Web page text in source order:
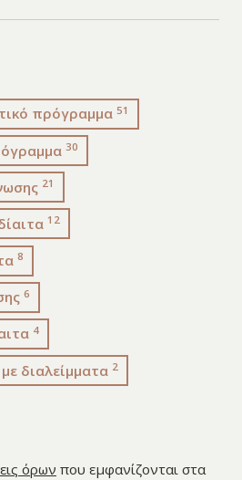
πρόγραμμα51
30
21
12
8
6
4
διαλείμματα 2
όρων που εμφανίζονται στα